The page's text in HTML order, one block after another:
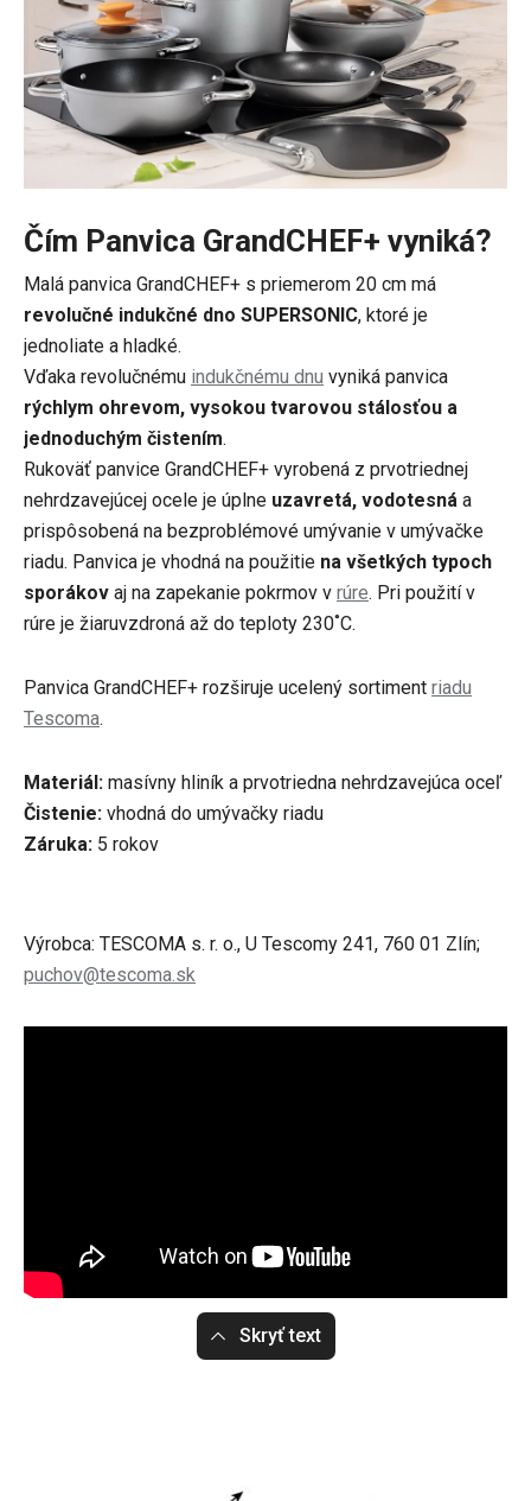
Čím Panvica GrandCHEF+ vyniká?
Malá panvica GrandCHEF+ s priemerom 20 cm má
revolučné indukčné dno SUPERSONIC, ktoré je
jednoliate a hladké.
Vďaka revolučnému indukčnému dnu vyniká panvica
rýchlym ohrevom, vysokou tvarovou stálosťou a
jednoduchým čistením.
Rukoväť panvice GrandCHEF+ vyrobená z prvotriednej
nehrdzavejúcej ocele je úplne uzavretá, vodotesná a
prispôsobená na bezproblémové umývanie v umývačke
riadu. Panvica je vhodná na použitie na všetkých typoch
sporákov aj na zapekanie pokrmov v rúre. Pri použití v
rúre je žiaruvzdroná až do teploty 230˚C.
Panvica GrandCHEF+ rozširuje ucelený sortiment riadu
Tescoma.
Materiál: masívny hliník a prvotriedna nehrdzavejúca oceľ
Čistenie: vhodná do umývačky riadu
Záruka: 5 rokov
Výrobca: TESCOMA s. r. o., U Tescomy 241, 760 01 Zlín;
puchov@tescoma.sk
Skryť text